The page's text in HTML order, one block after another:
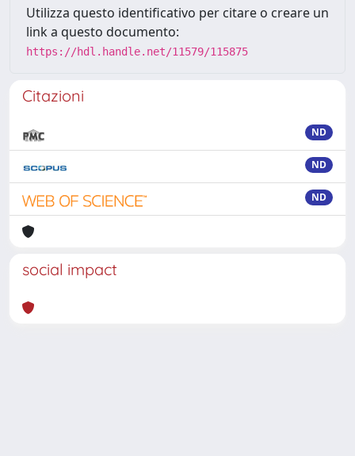
Utilizza questo identificativo per citare o creare un
link a questo documento:
https://hdl.handle.net/11579/115875
Citazioni
ND
ND
ND
social impact